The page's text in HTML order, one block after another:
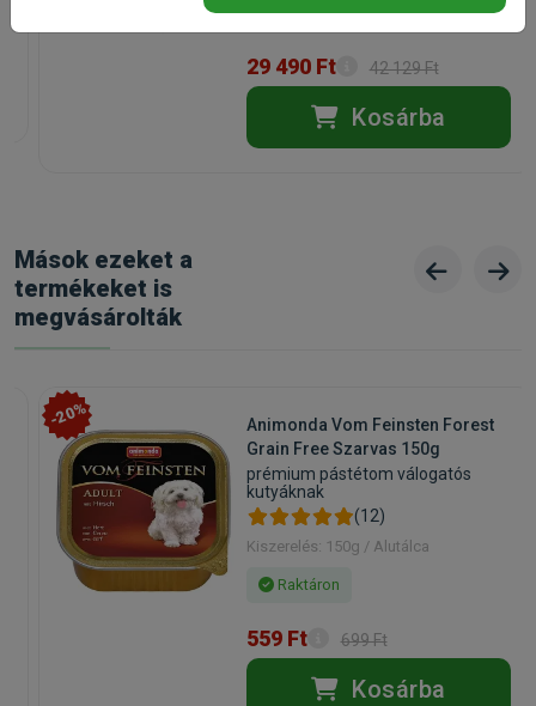
olajokból származó tokoferol-kivonatok. Érzékelhető
adalékanyagok: gesztenyekivonat (Castanea sativa) 20
mg/kg, articsókakivonat (Cynara scolymus L.) 300 mg/kg.
2,5kg,12kg
Státusz:
Raktáron
Raktáron
29 490 Ft 42 129 Ft
Kosárba
Mások ezeket a
termékeket is
megvásárolták
-20%
Animonda Vom Feinsten Forest
Grain Free Szarvas 150g
prémium pástétom válogatós
kutyáknak
(12)
Kiszerelés: 150g / Alutálca
Raktáron
559 Ft 699 Ft
Kosárba